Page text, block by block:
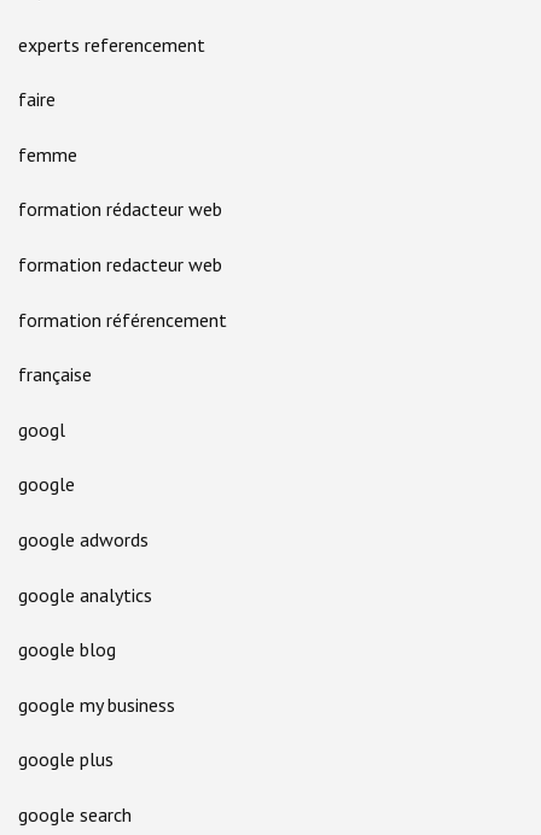
experts referencement
faire
femme
formation rédacteur web
formation redacteur web
formation référencement
française
googl
google
google adwords
google analytics
google blog
google my business
google plus
google search